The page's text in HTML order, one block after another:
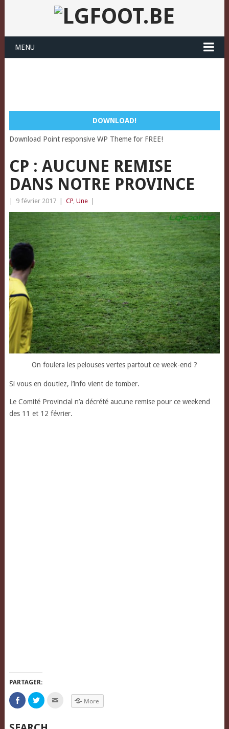
MENU
DOWNLOAD!
Download Point responsive WP Theme for FREE!
CP : AUCUNE REMISE
DANS NOTRE PROVINCE
9 février 2017 CP, Une
On foulera les pelouses vertes partout ce week-end ?
Si vous en doutiez, l’info vient de tomber.
Le Comité Provincial n’a décrété aucune remise pour ce weekend
des 11 et 12 février.
PARTAGER:
Click
to
Facebook
Click
to
Twitter
More